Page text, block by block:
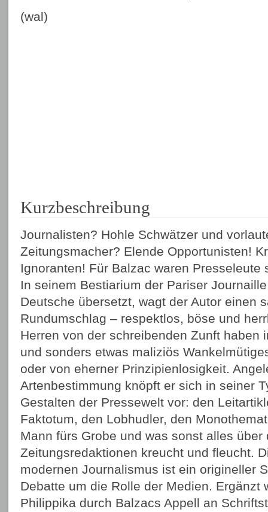
(wal)
Kurzbeschreibung
Journalisten? Hohle Schwätzer und
Zeitungsmacher? Elende Opportunisten!
Ignoranten! Für Balzac waren Presseleute
In seinem Bestiarium der Pariser
Deutsche übersetzt, wagt der Autor einen
Rundumschlag – respektlos, böse und
Herren von der schreibenden Zunft haben
und sonders etwas maliziös
oder von eherner Prinzipienlosigkeit.
Artenbestimmung knöpft er sich in seiner
Gestalten der Pressewelt vor: den
Faktotum, den Lobhudler, den
Mann fürs Grobe und was sonst alles über
Zeitungsredaktionen kreucht und fleucht.
modernen Journalismus ist ein origineller
Debatte um die Rolle der Medien. Ergänzt
Philippika durch Balzacs Appell an